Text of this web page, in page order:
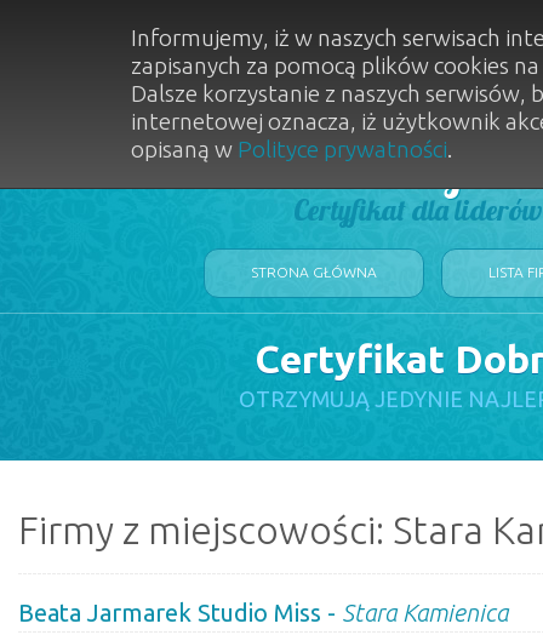
Dobry
Certyfikat dla
STRONA GŁÓWNA LISTA
Certyfikat
OTRZYMUJĄ JEDYNIE
Firmy z miejscowości: Stara
Beata Jarmarek Studio Miss - Stara Kamienica
Informujemy, iż w naszych serwisach
zapisanych za pomocą plików cookies
Dalsze korzystanie z naszych
internetowej oznacza, iż użytkownik
opisaną w Polityce prywatności.